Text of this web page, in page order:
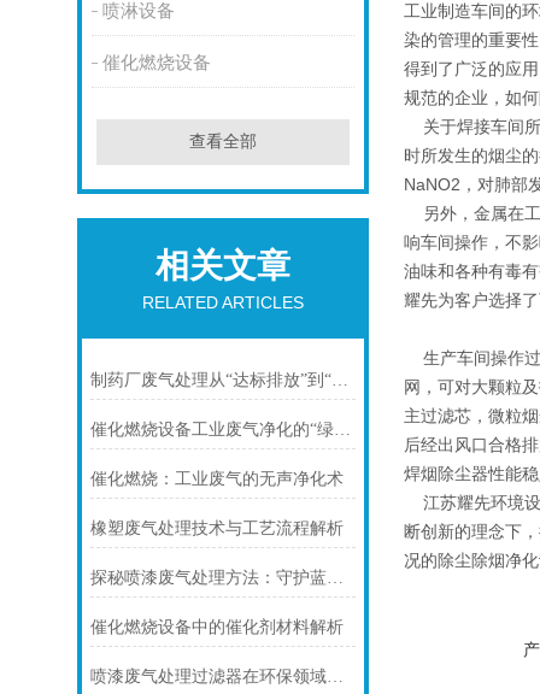
喷淋设备
催化燃烧设备
查看全部
相关文章
RELATED ARTICLES
制药厂废气处理从“达标排放”到“工艺内控”的深度解析
催化燃烧设备工业废气净化的“绿色心脏”
催化燃烧：工业废气的无声净化术
橡塑废气处理技术与工艺流程解析
探秘喷漆废气处理方法：守护蓝天白云的有效举措
催化燃烧设备中的催化剂材料解析
喷漆废气处理过滤器在环保领域的应用与价值
工业制造车间的
染的管理的重要
得到了广泛的应
规范的企业，如
关于焊接车间所
时所发生的烟尘
NaNO2，对肺部
另外，金属在工
响车间操作，不
油味和各种有毒
耀先为客户选择
生产车间操作过
网，可对大颗粒
主过滤芯，微粒
后经出风口合格
焊烟除尘器性能
江苏耀先环境设
断创新的理念下
况的除尘除烟净